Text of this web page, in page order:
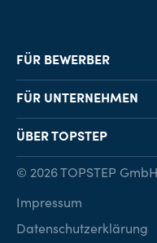
FÜR BEWERBER
Job-Finder
Karriereberatung
FÜR UNTERNEHMEN
Personalvermittlung
Personalsuche
ÜBER TOPSTEP
Kontakt
© 2026 TOPSTEP GmbH
Impressum
Datenschutzerklärung